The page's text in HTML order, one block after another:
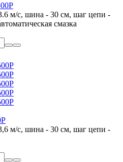
м/с, шина - 30 см, шаг цепи -
смазка
м/с, шина - 30 см, шаг цепи -